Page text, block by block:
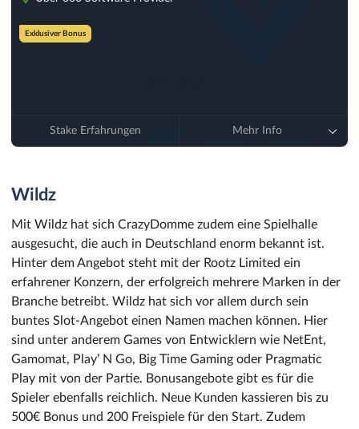
Exklusiver Bonus
Stake Erfahrungen Mehr Info
Wildz
Mit Wildz hat sich CrazyDomme zudem eine Spielhalle
ausgesucht, die auch in Deutschland enorm bekannt ist.
Hinter dem Angebot steht mit der Rootz Limited ein
erfahrener Konzern, der erfolgreich mehrere Marken in der
Branche betreibt. Wildz hat sich vor allem durch sein
buntes Slot-Angebot einen Namen machen können. Hier
sind unter anderem Games von Entwicklern wie NetEnt,
Gamomat, Play’ N Go, Big Time Gaming oder Pragmatic
Play mit von der Partie. Bonusangebote gibt es für die
Spieler ebenfalls reichlich. Neue Kunden kassieren bis zu
500€ Bonus und 200 Freispiele für den Start. Zudem